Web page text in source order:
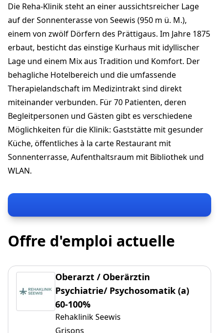
Nadia Massafra
hr-support@vitrea-gesundheit.ch
rehaklinik-seewis.ch
Die Reha-Klinik steht an einer aussichtsreicher Lage
auf der Sonnenterasse von Seewis (950 m ü. M.),
einem von zwölf Dörfern des Prättigaus. Im Jahre 1875
erbaut, besticht das einstige Kurhaus mit idyllischer
Lage und einem Mix aus Tradition und Komfort. Der
behagliche Hotelbereich und die umfassende
Therapielandschaft im Medizintrakt sind direkt
miteinander verbunden. Für 70 Patienten, deren
Begleitpersonen und Gästen gibt es verschiedene
Möglichkeiten für die Klinik: Gaststätte mit gesunder
Küche, öffentliches à la carte Restaurant mit
Sonnenterrasse, Aufenthaltsraum mit Bibliothek und
WLAN.
Offre d'emploi actuelle
Oberarzt / Oberärztin
Psychiatrie/ Psychosomatik (a)
60-100%
Rehaklinik Seewis
Grisons